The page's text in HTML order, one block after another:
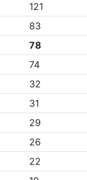
121
83
78
74
32
31
29
26
22